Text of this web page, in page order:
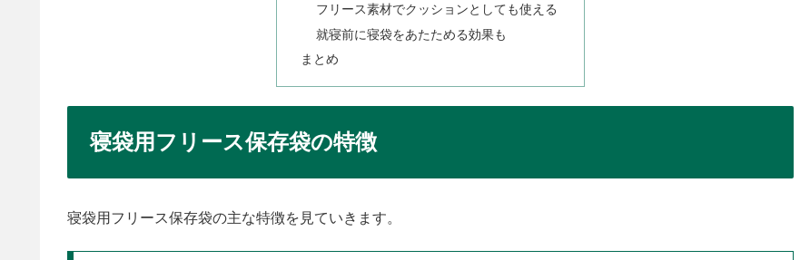
フリース素材でクッションとしても使える
就寝前に寝袋をあたためる効果も
まとめ
寝袋用フリース保存袋の特徴
寝袋用フリース保存袋の主な特徴を見ていきます。